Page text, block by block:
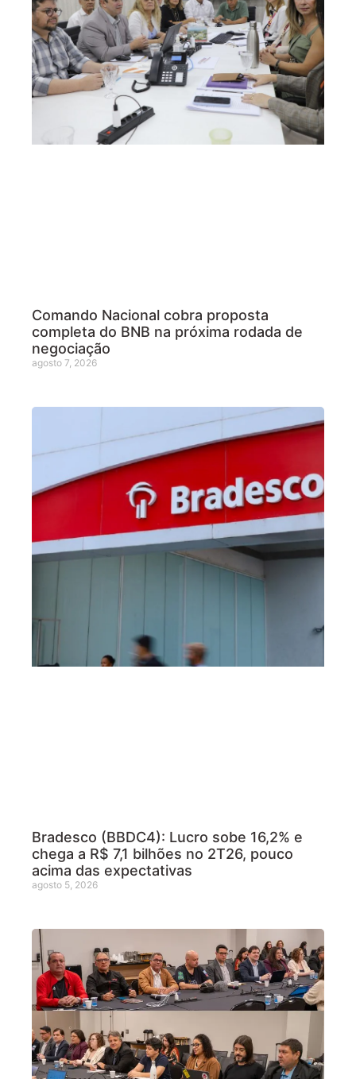
Comando Nacional cobra proposta
completa do BNB na próxima rodada de
negociação
agosto 7, 2026
Bradesco (BBDC4): Lucro sobe 16,2% e
chega a R$ 7,1 bilhões no 2T26, pouco
acima das expectativas
agosto 5, 2026